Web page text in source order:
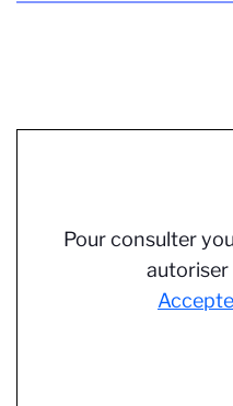
Pour consulter
autoriser